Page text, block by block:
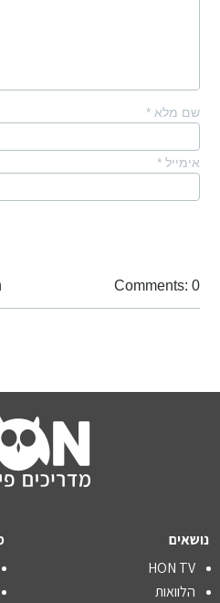
שם מלא *
אימייל *
Comments: 0
נושאים
HON TV
הלוואות